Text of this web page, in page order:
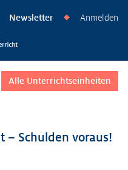
Newsletter ◆ Anmelden
Alle Unterrichtseinheiten
– Schulden voraus!